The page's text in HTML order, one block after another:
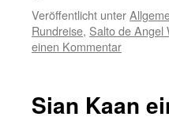
Veröffentlicht unter
Rundreise, Salto de Angel
einen Kommentar
Sian Kaan